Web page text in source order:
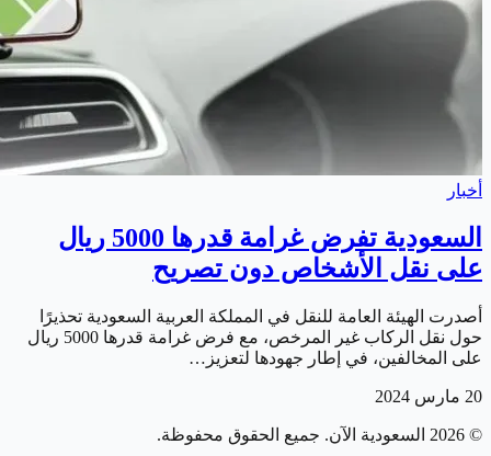
أخبار
السعودية تفرض غرامة قدرها 5000 ريال
على نقل الأشخاص دون تصريح
أصدرت الهيئة العامة للنقل في المملكة العربية السعودية تحذيرًا
حول نقل الركاب غير المرخص، مع فرض غرامة قدرها 5000 ريال
على المخالفين، في إطار جهودها لتعزيز…
20 مارس 2024
©
2026 السعودية الآن. جميع الحقوق محفوظة.